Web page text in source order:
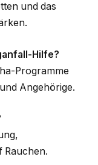
und das
Hilfe?
Programme
Angehörige.
Rauchen.